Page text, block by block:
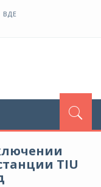
ВДЕ
TIU